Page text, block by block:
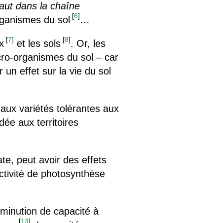
dans la chaîne
du sol [6]…
[7] et les sols [8]. Or, les
organismes du sol – car
un effet sur la vie du sol
variétés tolérantes aux
aux territoires
peut avoir des effets
de photosynthèse
de capacité à
[13]